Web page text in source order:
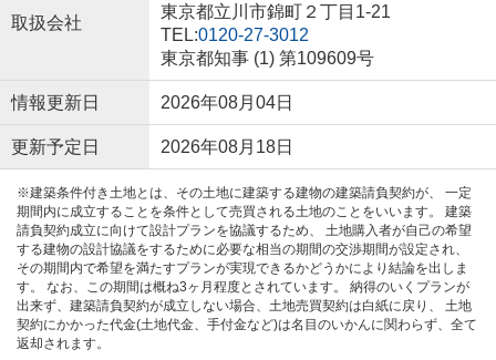
取扱会社
東京都立川市錦町２丁目1-21
TEL:0120-27-3012
東京都知事 (1) 第109609号
情報更新日 2026年08月04日
更新予定日 2026年08月18日
※建築条件付き土地とは、その土地に建築する建物の建築請負契約が、 一定
期間内に成立することを条件として売買される土地のことをいいます。 建築
請負契約成立に向けて設計プランを協議するため、 土地購入者が自己の希望
する建物の設計協議をするために必要な相当の期間の交渉期間が設定され、
その期間内で希望を満たすプランが実現できるかどうかにより結論を出しま
す。 なお、この期間は概ね3ヶ月程度とされています。 納得のいくプランが
出来ず、建築請負契約が成立しない場合、土地売買契約は白紙に戻り、 土地
契約にかかった代金(土地代金、手付金など)は名目のいかんに関わらず、全て
返却されます。